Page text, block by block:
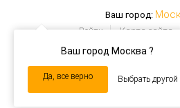
Ваш город:
Ваш город Москва ?
Да, все верно Выбрать другой
Войти Карта сайта
navigation